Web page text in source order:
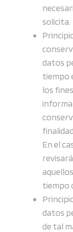
solicita.
datos
tiempo
los
En el
tiempo
datos
de tal